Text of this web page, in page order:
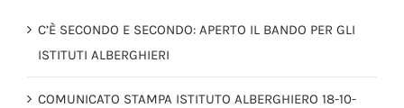
C’È SECONDO E SECONDO: APERTO IL BANDO PER GLI
ISTITUTI ALBERGHIERI
COMUNICATO STAMPA ISTITUTO ALBERGHIERO 18-10-